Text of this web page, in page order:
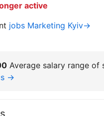
active
jobs Marketing Kyiv→
Average salary range of
→